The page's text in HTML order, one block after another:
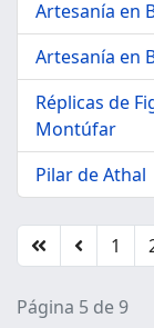
Artesanía en
Artesanía en
Réplicas de
Montúfar
Pilar de Athal
1
Página 5 de 9